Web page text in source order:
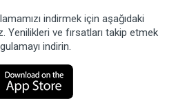
indirmek için aşağıdaki
Yenilikleri ve fırsatları takip etmek
indirin.